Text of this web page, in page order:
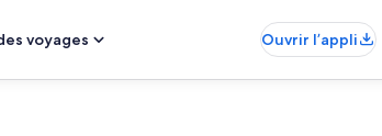
voyages
Ouvrir l’appli